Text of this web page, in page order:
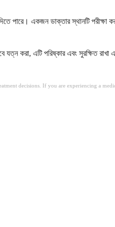
পারে। একজন ডাক্তার স্থানটি পরীক্ষা
করা, এটি পরিষ্কার এবং সুরক্ষিত
decisions. If you are experiencing a